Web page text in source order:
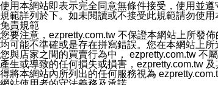
停止接收這些資料或電子郵件。
十五、訊息通知
本公司/本服務將以通知型訊息傳送重要訊息給
本公司/本服務傳送之通知型訊息以對您有效且
1.LINE 帳號設定的電話號碼與本公司/本服務所
2.該 LINE 帳號已在 LINE APP 設定中，同意接
3.LINE 帳號未封鎖傳送訊息之 LINE 官方帳號。
欲變更通知型訊息的設定，操作如下：
1.點選「主頁」＞「設定」
使用本網站即表示完全同意無條件接受，使用並
規範詳列於下。如未閱讀或不接受此規範請勿使
免責規範
您要注意，ezpretty.com.tw 不保證本網站上所發
均可能不準確或是存在拼寫錯誤。您在本網站上
您與店家之間的買賣行為中， ezpretty.com.tw 不
產生或導致的任何損失或損害，ezpretty.com.tw
得將本網站內所列出的任何服務視為